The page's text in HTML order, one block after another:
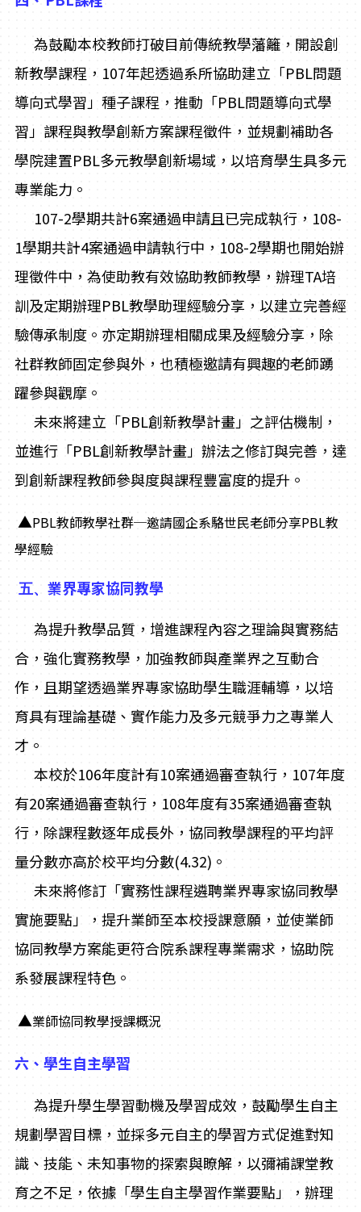
為鼓勵本校教師打破目前傳統教學藩籬，開設創
新教學課程，107年起透過系所協助建立「PBL問題
導向式學習」種子課程，推動「PBL問題導向式學
習」課程與教學創新方案課程徵件，並規劃補助各
學院建置PBL多元教學創新場域，以培育學生具多元
專業能力。
107-2學期共計6案通過申請且已完成執行，108-
1學期共計4案通過申請執行中，108-2學期也開始辦
理徵件中，為使助教有效協助教師教學，辦理TA培
訓及定期辦理PBL教學助理經驗分享，以建立完善經
驗傳承制度。亦定期辦理相關成果及經驗分享，除
社群教師固定參與外，也積極邀請有興趣的老師踴
躍參與觀摩。
未來將建立「PBL創新教學計畫」之評估機制，
並進行「PBL創新教學計畫」辦法之修訂與完善，達
到創新課程教師參與度與課程豐富度的提升。
▲PBL教師教學社群─邀請國企系駱世民老師分享PBL教
學經驗
五、 業界專家協同教學
為提升教學品質，增進課程內容之理論與實務結
合，強化實務教學，加強教師與產業界之互動合
作，且期望透過業界專家協助學生職涯輔導，以培
育具有理論基礎、實作能力及多元競爭力之專業人
才。
本校於106年度計有10案通過審查執行，107年度
有20案通過審查執行，108年度有35案通過審查執
行，除課程數逐年成長外，協同教學課程的平均評
量分數亦高於校平均分數(4.32)。
未來將修訂「實務性課程遴聘業界專家協同教學
實施要點」，提升業師至本校授課意願，並使業師
協同教學方案能更符合院系課程專業需求，協助院
系發展課程特色。
▲業師協同教學授課概況
六、學生自主學習
為提升學生學習動機及學習成效，鼓勵學生自主
規劃學習目標，並採多元自主的學習方式促進對知
識、技能、未知事物的探索與瞭解，以彌補課堂教
育之不足，依據「學生自主學習作業要點」，辦理